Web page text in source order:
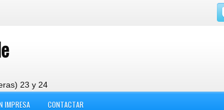
23 y 24
IMPRESA CONTACTAR